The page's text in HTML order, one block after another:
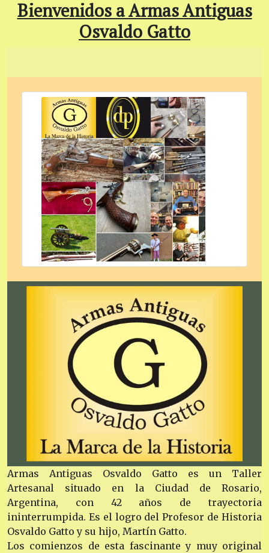
Bienvenidos a Armas Antiguas
Osvaldo Gatto
Armas Antiguas Osvaldo Gatto es un Taller
Artesanal situado en la Ciudad de Rosario,
Argentina, con 42 años de trayectoria
ininterrumpida. Es el logro del Profesor de Historia
Osvaldo Gatto y su hijo, Martín Gatto.
Los comienzos de esta fascinante y muy original